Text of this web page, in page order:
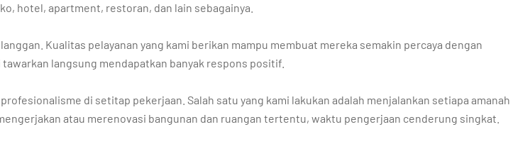
hotel, apartment, restoran, dan lain sebagainya.
Kualitas pelayanan yang kami berikan mampu membuat mereka semakin percaya dengan
langsung mendapatkan banyak respons positif.
di setitap pekerjaan. Salah satu yang kami lakukan adalah menjalankan setiapa amanah
atau merenovasi bangunan dan ruangan tertentu, waktu pengerjaan cenderung singkat.